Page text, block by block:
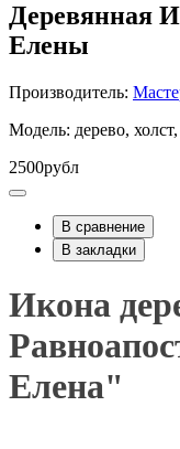
Деревянная
Елены
Производитель:
Модель: дерево, холст,
2500рубл
В сравнение
В закладки
Икона
Елена"